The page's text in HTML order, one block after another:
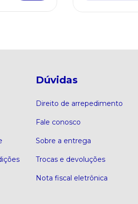
Dúvidas
Direito de arrepedimento
Fale conosco
Sobre a entrega
Trocas e devoluções
Nota fiscal eletrônica